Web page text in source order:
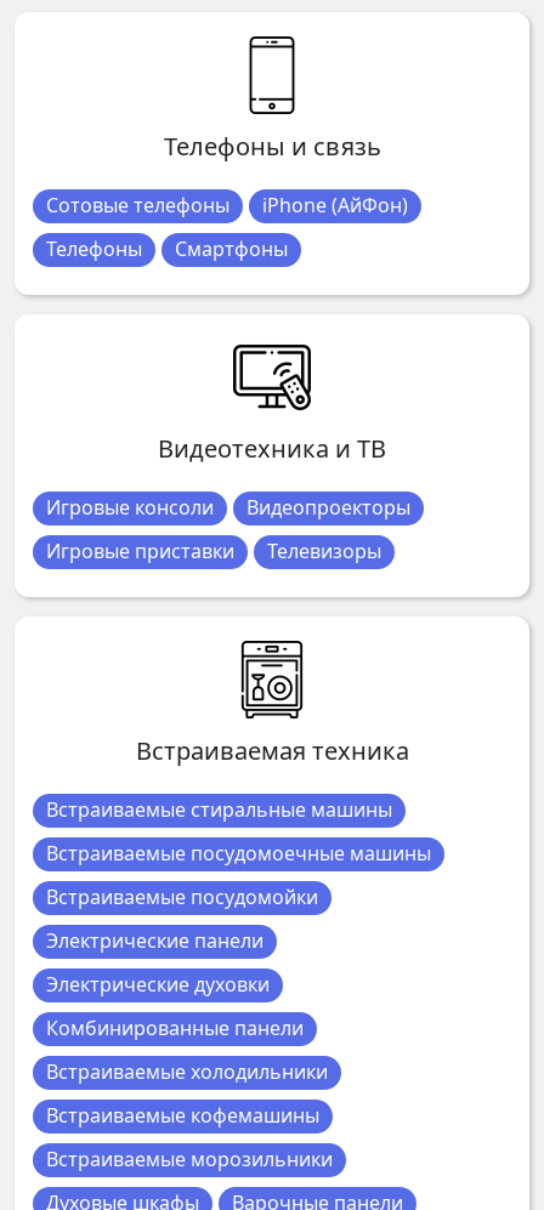
Телефоны и связь
Сотовые телефоны
iPhone (АйФон)
Телефоны
Смартфоны
Видеотехника и ТВ
Игровые консоли
Видеопроекторы
Игровые приставки
Телевизоры
Встраиваемая техника
Встраиваемые стиральные машины
Встраиваемые посудомоечные машины
Встраиваемые посудомойки
Электрические панели
Электрические духовки
Комбинированные панели
Встраиваемые холодильники
Встраиваемые кофемашины
Встраиваемые морозильники
Духовые шкафы
Варочные панели